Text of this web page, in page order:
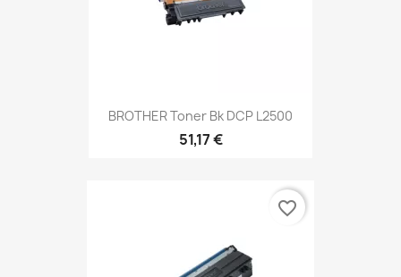
BROTHER Toner Bk DCP L2500
51,17 €
favorite_border